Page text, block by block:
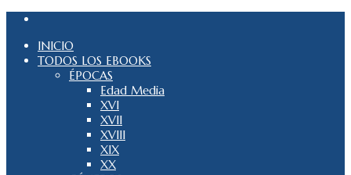
INICIO
TODOS LOS EBOOKS
ÉPOCAS
Edad Media
XVI
XVII
XVIII
XIX
XX